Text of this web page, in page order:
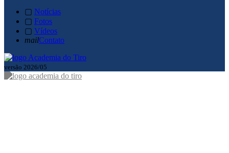
▢ Notícias
▢ Fotos
▢ Vídeos
mailContato
versão 2026/05